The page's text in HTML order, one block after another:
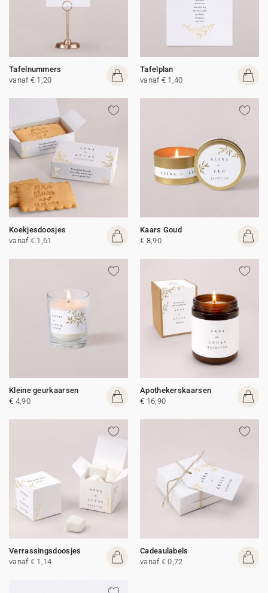
Tafelnummers
vanaf € 1,20
Tafelplan
vanaf € 1,40
Koekjesdoosjes
vanaf € 1,61
Kaars Goud
€ 8,90
Kleine geurkaarsen
€ 4,90
Apothekerskaarsen
€ 16,90
Verrassingsdoosjes
vanaf € 1,14
Cadeaulabels
vanaf € 0,72